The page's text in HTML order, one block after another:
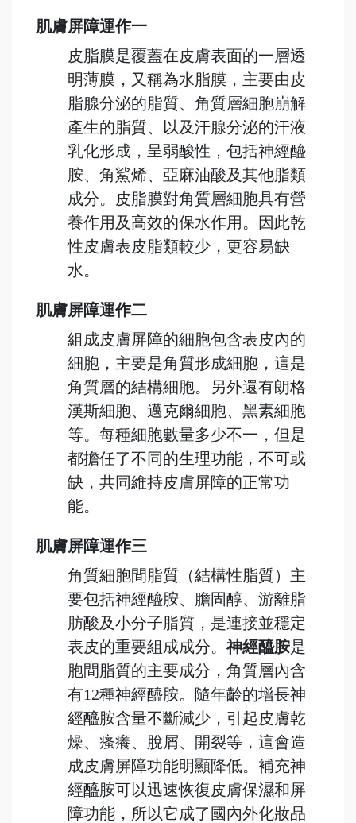
肌膚屏障運作一
皮脂膜是覆蓋在皮膚表面的一層透
明薄膜，又稱為水脂膜，主要由皮
脂腺分泌的脂質、角質層細胞崩解
產生的脂質、以及汗腺分泌的汗液
乳化形成，呈弱酸性，包括神經醯
胺、角鯊烯、亞麻油酸及其他脂類
成分。皮脂膜對角質層細胞具有營
養作用及高效的保水作用。因此乾
性皮膚表皮脂類較少，更容易缺
水。
肌膚屏障運作二
組成皮膚屏障的細胞包含表皮內的
細胞，主要是角質形成細胞，這是
角質層的結構細胞。另外還有朗格
漢斯細胞、邁克爾細胞、黑素細胞
等。每種細胞數量多少不一，但是
都擔任了不同的生理功能，不可或
缺，共同維持皮膚屏障的正常功
能。
肌膚屏障運作三
角質細胞間脂質（結構性脂質）主
要包括神經醯胺、膽固醇、游離脂
肪酸及小分子脂質，是連接並穩定
表皮的重要組成成分。神經醯胺是
胞間脂質的主要成分，角質層內含
有12種神經醯胺。隨年齡的增長神
經醯胺含量不斷減少，引起皮膚乾
燥、瘙癢、脫屑、開裂等，這會造
成皮膚屏障功能明顯降低。補充神
經醯胺可以迅速恢復皮膚保濕和屏
障功能，所以它成了國內外化妝品